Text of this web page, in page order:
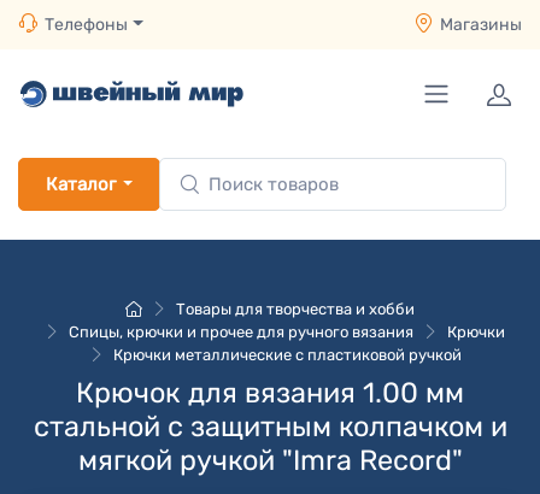
Телефоны Магазины
Каталог
Товары для творчества и хобби
Спицы, крючки и прочее для ручного вязания
Крючки
Крючки металлические с пластиковой ручкой
Крючок для вязания 1.00 мм
стальной с защитным колпачком и
мягкой ручкой "Imra Record"